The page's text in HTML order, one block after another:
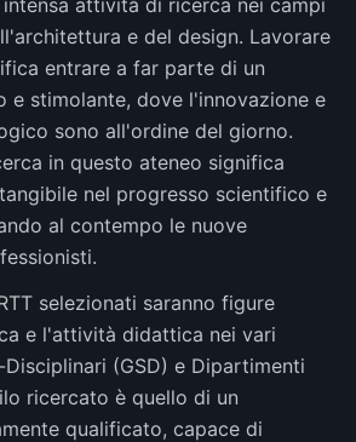
attività di ricerca nei campi
e del design. Lavorare
entrare a far parte di un
e stimolante, dove l'innovazione e
sono all'ordine del giorno.
in questo ateneo significa
nel progresso scientifico e
al contempo le nuove
selezionati saranno figure
e l'attività didattica nei vari
(GSD) e Dipartimenti
ricercato è quello di un
qualificato, capace di